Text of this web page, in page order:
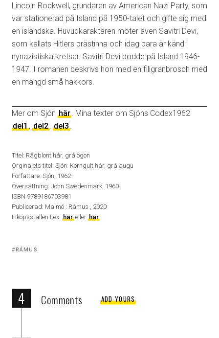
Lincoln Rockwell, grundaren av American Nazi Party, som
var stationerad på Island på 1950-talet och gifte sig med
en isländska. Huvudkaraktären möter även Savitri Devi,
som kallats Hitlers prästinna och idag bara är känd i
nynazistiska kretsar. Savitri Devi bodde på Island 1946-
1947. I romanen beskrivs hon med en filigranbrosch med
en mängd små hakkors.
Mer om Sjón här. Mina texter om Sjóns Codex1962
del1, del2, del3.
Titel: Rågblont hår, grå ögon
Orginalets titel: Sjón: Korngult hár, grá augu
Författare: Sjón, 1962-
Översättning: John Swedenmark, 1960-
ISBN 9789186703981
Publicerad: Malmö : Rámus , 2020
Inköpsställen t.ex.
här eller här
Tagged
RÁMUS
4 Comments ADD YOURS